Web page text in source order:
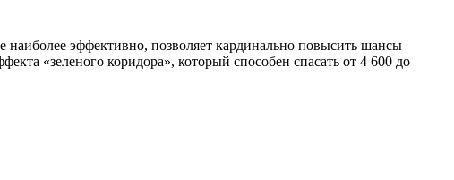
наиболее эффективно, позволяет кардинально повысить шансы
«зеленого коридора», который способен спасать от 4 600 до